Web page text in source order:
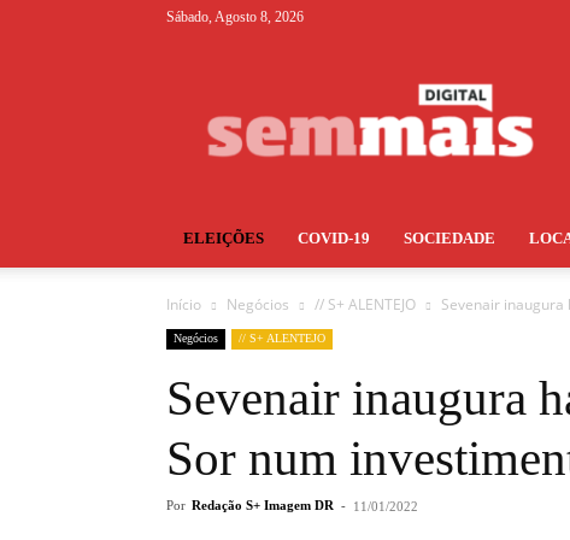
Sábado, Agosto 8, 2026
ELEIÇÕES COVID-19 SOCIEDADE
Início Negócios // S+ ALENTEJO Sevenair inaugura
Negócios // S+ ALENTEJO
Sevenair inaugura
Sor num
Por Redação S+ Imagem DR - 11/01/2022